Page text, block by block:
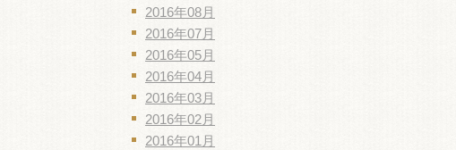
2016年08月
2016年07月
2016年05月
2016年04月
2016年03月
2016年02月
2016年01月